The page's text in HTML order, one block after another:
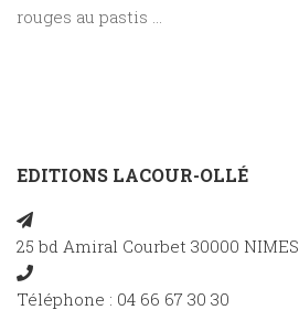
rouges au pastis ...
EDITIONS LACOUR-OLLÉ
25 bd Amiral Courbet 30000 NIMES
Téléphone : 04 66 67 30 30